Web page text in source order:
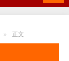
正文